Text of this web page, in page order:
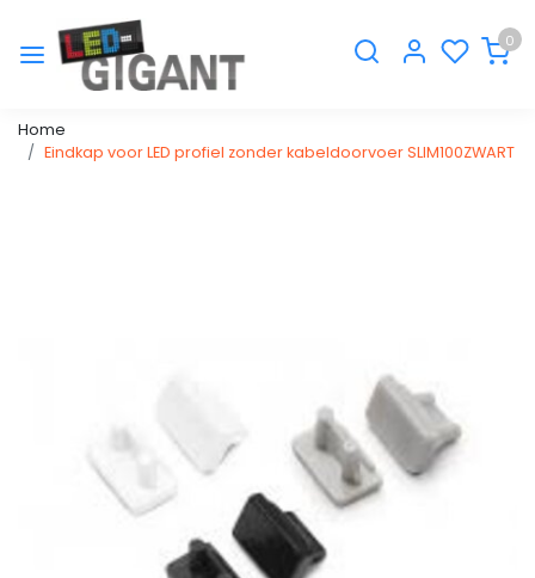
0
Home
Eindkap voor LED profiel zonder kabeldoorvoer SLIM100ZWART